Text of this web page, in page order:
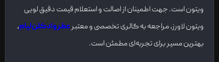
ویتون است. جهت اطمینان از اصالت و استعلام قیمت دقیق لویی
ویتون لاورز، مراجعه به گالری تخصصی و معتبرعطر و ادکلن لیام،
بهترین مسیر برای تجربه‌ای مطمئن است.